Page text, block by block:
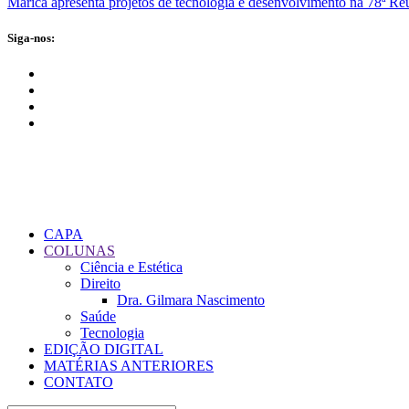
Siga-nos:
CAPA
COLUNAS
Ciência e Estética
Direito
Dra. Gilmara Nascimento
Saúde
Tecnologia
EDIÇÃO DIGITAL
MATÉRIAS ANTERIORES
CONTATO